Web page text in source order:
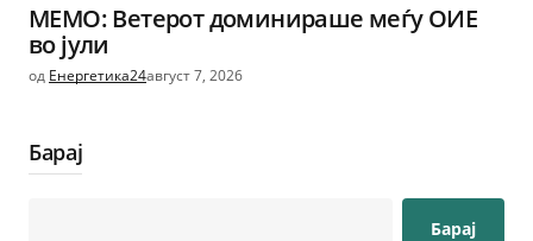
МЕМО: Ветерот доминираше меѓу ОИЕ
во јули
од Енергетика24август 7, 2026
Барај
Барај